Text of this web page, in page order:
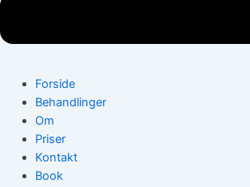
Forside
Behandlinger
Om
Priser
Kontakt
Book